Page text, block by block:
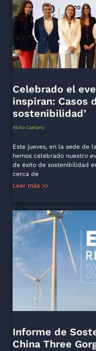
Celebrado el
inspiran: Casos
sostenibilidad’
Abilio Caetano
Este jueves, en la sede de
hemos celebrado nuestro
de éxito de sostenibilidad
cerca de
Leer más >>
Informe de
China Three